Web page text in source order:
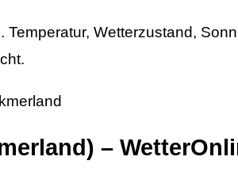
Wetterzustand,
–